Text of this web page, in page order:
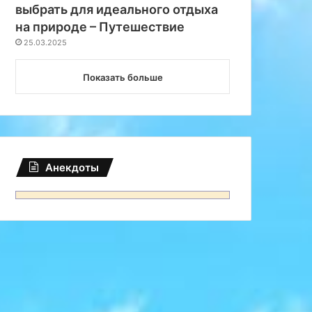
выбрать для идеального отдыха
на природе – Путешествие
25.03.2025
Показать больше
Анекдоты